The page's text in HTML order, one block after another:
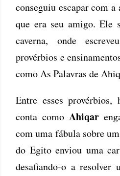
conseguiu escapar com
que era seu amigo. Ele
caverna, onde
provérbios e
como As Palavras de
Entre esses
conta como Ahiqar
com uma fábula sobre
do Egito enviou uma
desafiando-o a resolver